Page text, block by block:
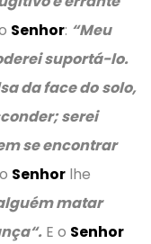
Senhor: “Meu
suportá-lo.
da face do solo,
serei
se encontrar
Senhor lhe
matar
“. E o Senhor